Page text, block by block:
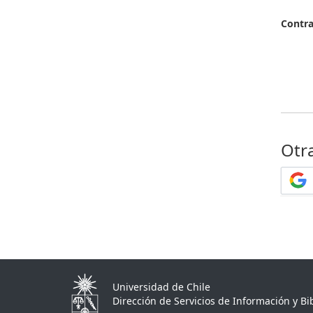
Universidad de Chile
Dirección de Servicios de Información y